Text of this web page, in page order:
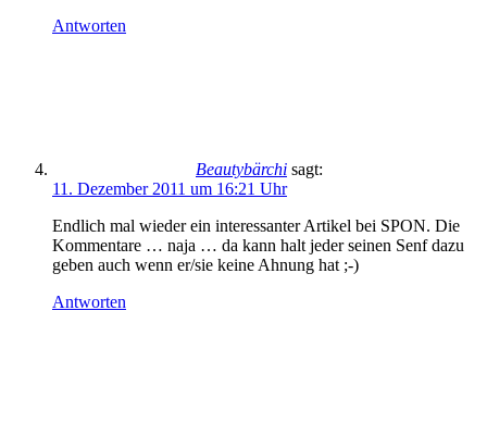
Antworten
Beautybärchi sagt:
11. Dezember 2011 um 16:21 Uhr
Endlich mal wieder ein interessanter Artikel bei SPON. Die
Kommentare … naja … da kann halt jeder seinen Senf dazu
geben auch wenn er/sie keine Ahnung hat ;-)
Antworten